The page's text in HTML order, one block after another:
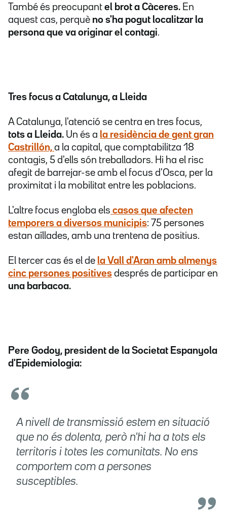
També és preocupant el brot a Càceres. En
aquest cas, perquè no s'ha pogut localitzar la
persona que va originar el contagi.
Tres focus a Catalunya, a Lleida
A Catalunya, l'atenció se centra en tres focus,
tots a Lleida. Un és a la residència de gent gran
Castrillón, a la capital, que comptabilitza 18
contagis, 5 d'ells són treballadors. Hi ha el risc
afegit de barrejar-se amb el focus d'Osca, per la
proximitat i la mobilitat entre les poblacions.
L'altre focus engloba els casos que afecten
temporers a diversos municipis: 75 persones
estan aïllades, amb una trentena de positius.
El tercer cas és el de la Vall d'Aran amb almenys
cinc persones positives després de participar en
una barbacoa.
Pere Godoy, president de la Societat Espanyola
d'Epidemiologia:
A nivell de transmissió estem en situació
que no és dolenta, però n'hi ha a tots els
territoris i totes les comunitats. No ens
comportem com a persones
susceptibles.